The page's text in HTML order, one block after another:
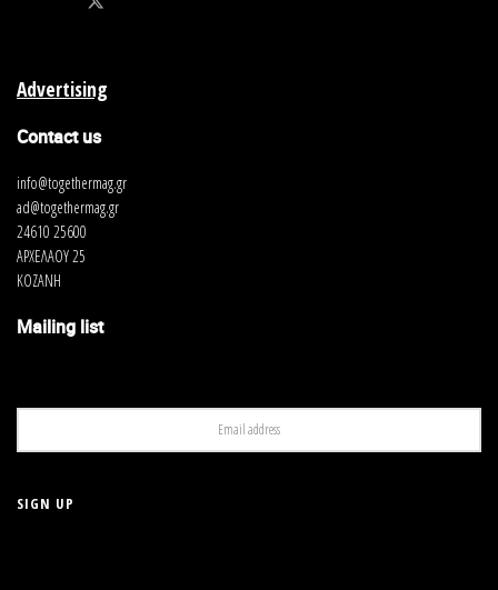
Advertising
Contact us
info@togethermag.gr
ad@togethermag.gr
24610 25600
ΑΡΧΕΛΑΟΥ 25
ΚΟΖΑΝΗ
Mailing list